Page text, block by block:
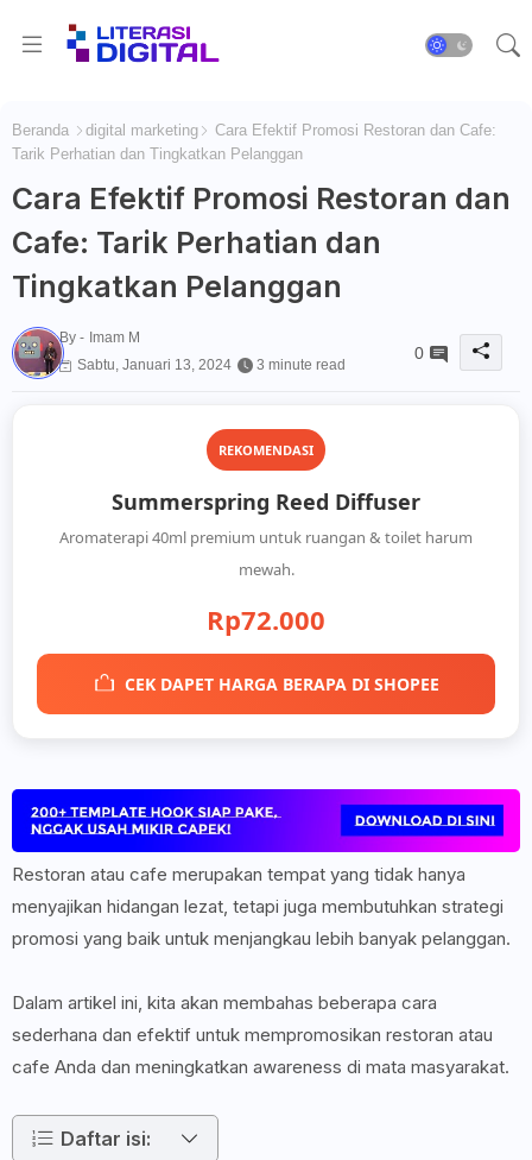
Beranda digital marketing
Cara Efektif Promosi Restoran dan Cafe:
Tarik Perhatian dan Tingkatkan Pelanggan
Cara Efektif Promosi Restoran dan
Cafe: Tarik Perhatian dan
Tingkatkan Pelanggan
By - Imam M
Sabtu, Januari 13, 2024
3 minute read
0
REKOMENDASI
Summerspring Reed Diffuser
Aromaterapi 40ml premium untuk ruangan & toilet harum
mewah.
Rp72.000
CEK DAPET HARGA BERAPA DI SHOPEE
Restoran atau cafe merupakan tempat yang tidak hanya
menyajikan hidangan lezat, tetapi juga membutuhkan strategi
promosi yang baik untuk menjangkau lebih banyak pelanggan.
Dalam artikel ini, kita akan membahas beberapa cara
sederhana dan efektif untuk mempromosikan restoran atau
cafe Anda dan meningkatkan awareness di mata masyarakat.
Daftar isi: